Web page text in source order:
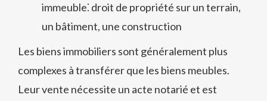
immeuble⁚ droit de propriété sur un terrain,
un bâtiment, une construction
Les biens immobiliers sont généralement plus
complexes à transférer que les biens meubles.
Leur vente nécessite un acte notarié et est